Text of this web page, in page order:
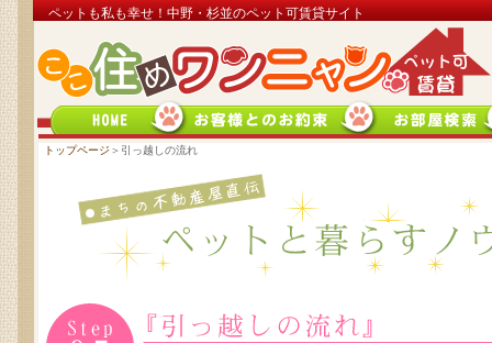
ペットも私も幸せ！中野・杉並のペット可賃貸サイト
トップページ ＞引っ越しの流れ